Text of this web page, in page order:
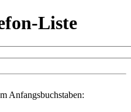
Liste
Anfangsbuchstaben: